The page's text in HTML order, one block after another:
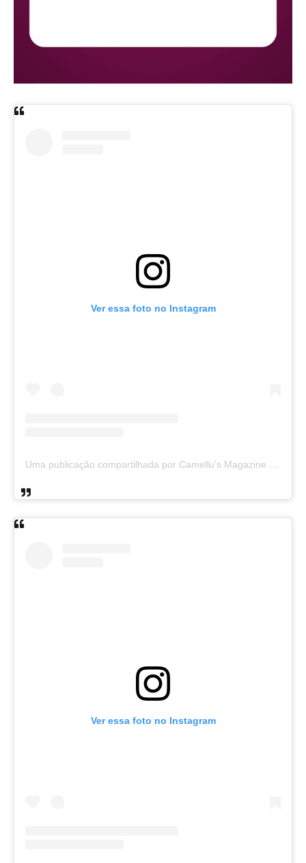
Ver essa foto no Instagram
Uma publicação compartilhada por Camellu's Magazine I e II (@camellus_magazine)
Ver essa foto no Instagram